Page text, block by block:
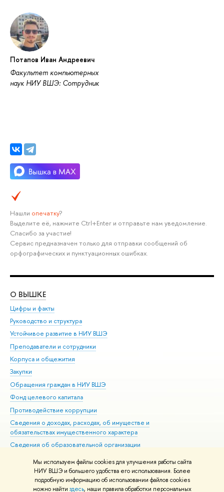
Мы используем файлы cookies для улучшения работы сайта
НИУ ВШЭ и большего удобства его использования. Более
подробную информацию об использовании файлов cookies
можно найти здесь, наши правила обработки персональных
Потапов Иван Андреевич
Факультет компьютерных
наук НИУ ВШЭ: Сотрудник
Нашли опечатку?
Выделите её, нажмите Ctrl+Enter и отправьте нам уведомление.
Спасибо за участие!
Сервис предназначен только для отправки сообщений об
орфографических и пунктуационных ошибках.
О ВЫШКЕ
Цифры и факты
Руководство и структура
Устойчивое развитие в НИУ ВШЭ
Преподаватели и сотрудники
Корпуса и общежития
Закупки
Обращения граждан в НИУ ВШЭ
Фонд целевого капитала
Противодействие коррупции
Сведения о доходах, расходах, об имуществе и
обязательствах имущественного характера
Сведения об образовательной организации
Людям с ограниченными возможностями здоровья
Единая платежная страница
Работа в Вышке